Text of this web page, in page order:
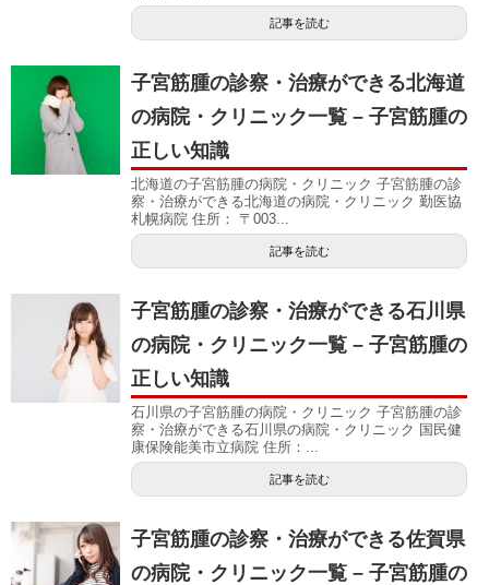
記事を読む
子宮筋腫の診察・治療ができる北海道
の病院・クリニック一覧 – 子宮筋腫の
正しい知識
北海道の子宮筋腫の病院・クリニック 子宮筋腫の診
察・治療ができる北海道の病院・クリニック 勤医協
札幌病院 住所： 〒003...
記事を読む
子宮筋腫の診察・治療ができる石川県
の病院・クリニック一覧 – 子宮筋腫の
正しい知識
石川県の子宮筋腫の病院・クリニック 子宮筋腫の診
察・治療ができる石川県の病院・クリニック 国民健
康保険能美市立病院 住所：...
記事を読む
子宮筋腫の診察・治療ができる佐賀県
の病院・クリニック一覧 – 子宮筋腫の